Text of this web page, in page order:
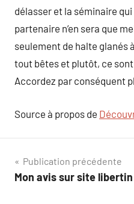
délasser et la séminaire
partenaire n’en sera que
seulement de halte glanés
tout bêtes et plutôt, ce
Accordez par conséquent
Source à propos de
Navigation
de
Publication précédente
Mon avis sur site libertin